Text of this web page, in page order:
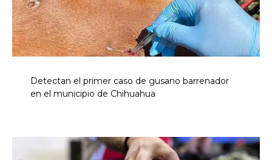
Detectan el primer caso de gusano barrenador
en el municipio de Chihuahua